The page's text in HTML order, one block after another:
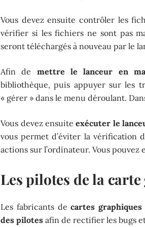
Vous devez ensuite contrôler les
vérifier si les fichiers ne sont pas
seront téléchargés à nouveau par le
Afin de mettre le lanceur en
bibliothèque, puis appuyer sur les
« gérer » dans le menu déroulant.
Vous devez ensuiteexécuter le
vous permet d’éviter la vérification
actions sur l’ordinateur. Vous
Les pilotes de la
Les fabricants decartes graphiques
des pilotes afin de rectifier les bugs